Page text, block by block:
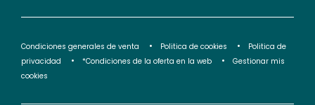
Condiciones generales de venta Politica de cookies
Politica de
privacidad
*Condiciones de la oferta en la web
Gestionar mis
cookies